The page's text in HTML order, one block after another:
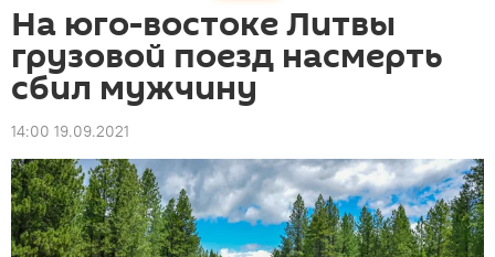
На юго-востоке Литвы
грузовой поезд насмерть
сбил мужчину
14:00 19.09.2021